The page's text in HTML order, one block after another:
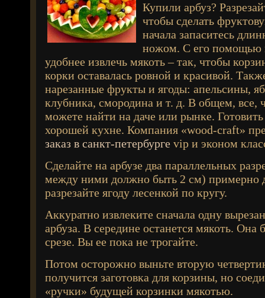
Купили арбуз?
чтобы сделать
начала запаситесь
ножом. С его помощью
удобнее извлечь мякоть – так, чтобы
корки оставалась ровной и красивой.
нарезанные фрукты и ягоды: апельсины,
клубника, смородина и т. д. В общем, все,
можете найти на даче или рынке. Готовить
хорошей кухне. Компания «wood-craft»
заказ в санкт-петербурге vip и эконом
Сделайте на арбузе два параллельных
между ними должно быть 2 см) примерно
разрезайте ягоду лесенкой по кругу.
Аккуратно извлеките сначала одну
арбуза. В середине останется мякоть. Она
срезе. Вы ее пока не трогайте.
Потом осторожно выньте вторую
получится заготовка для корзины, но
«ручки» будущей корзинки мякотью.